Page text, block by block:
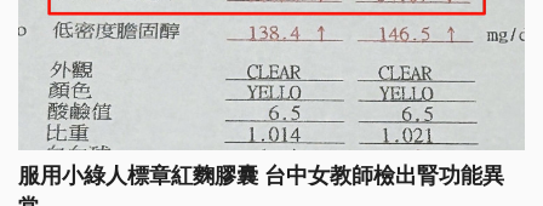
服用小綠人標章紅麴膠囊 台中女教師檢出腎功能異